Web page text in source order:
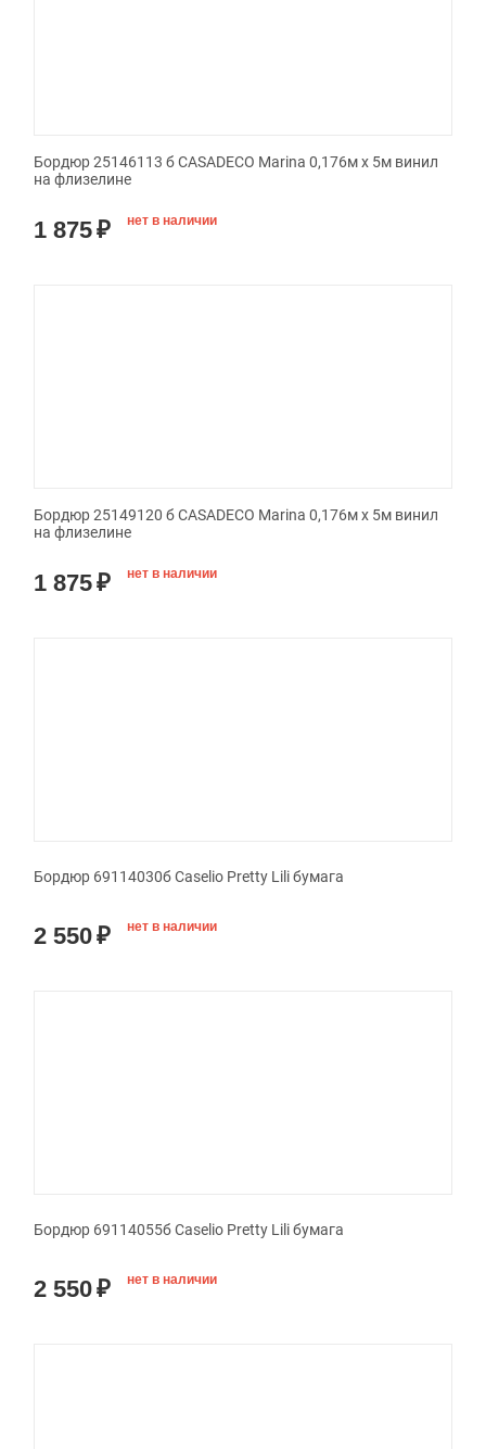
Бордюр 25146113 б CASADECO Marina 0,176м х 5м винил
на флизелине
1 875₽ нет в наличии
Бордюр 25149120 б CASADECO Marina 0,176м х 5м винил
на флизелине
1 875₽ нет в наличии
Бордюр 69114030б Caselio Pretty Lili бумага
2 550₽ нет в наличии
Бордюр 69114055б Caselio Pretty Lili бумага
2 550₽ нет в наличии